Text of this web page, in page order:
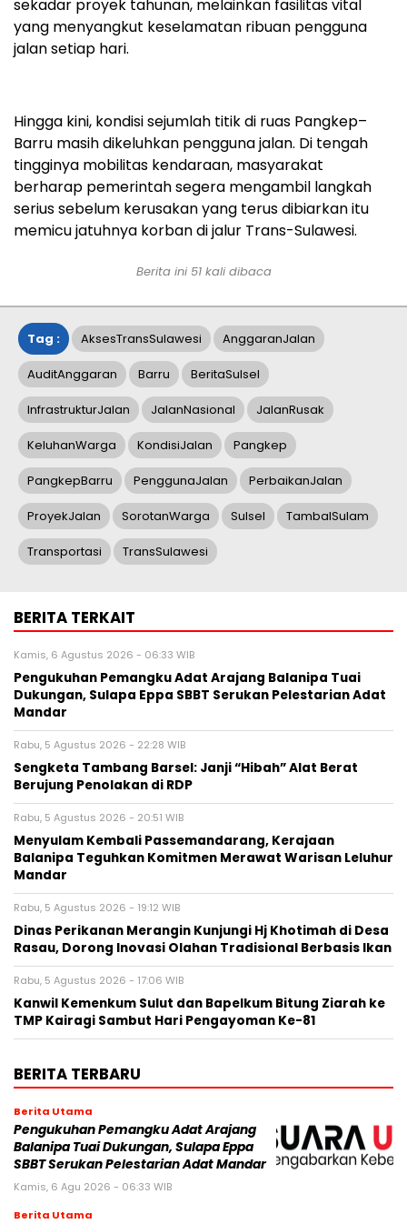
sekadar proyek tahunan, melainkan fasilitas vital
yang menyangkut keselamatan ribuan pengguna
jalan setiap hari.
Hingga kini, kondisi sejumlah titik di ruas Pangkep–
Barru masih dikeluhkan pengguna jalan. Di tengah
tingginya mobilitas kendaraan, masyarakat
berharap pemerintah segera mengambil langkah
serius sebelum kerusakan yang terus dibiarkan itu
memicu jatuhnya korban di jalur Trans-Sulawesi.
Berita ini 51kali dibaca
Tag : AksesTransSulawesi AnggaranJalan
AuditAnggaran Barru BeritaSulsel
InfrastrukturJalan JalanNasional JalanRusak
KeluhanWarga KondisiJalan Pangkep
PangkepBarru PenggunaJalan PerbaikanJalan
ProyekJalan SorotanWarga Sulsel TambalSulam
Transportasi TransSulawesi
BERITA TERKAIT
Kamis, 6 Agustus 2026 - 06:33 WIB
Pengukuhan Pemangku Adat Arajang Balanipa Tuai
Dukungan, Sulapa Eppa SBBT Serukan Pelestarian Adat
Mandar
Rabu, 5 Agustus 2026 - 22:28 WIB
Sengketa Tambang Barsel: Janji “Hibah” Alat Berat
Berujung Penolakan di RDP
Rabu, 5 Agustus 2026 - 20:51 WIB
Menyulam Kembali Passemandarang, Kerajaan
Balanipa Teguhkan Komitmen Merawat Warisan Leluhur
Mandar
Rabu, 5 Agustus 2026 - 19:12 WIB
Dinas Perikanan Merangin Kunjungi Hj Khotimah di Desa
Rasau, Dorong Inovasi Olahan Tradisional Berbasis Ikan
Rabu, 5 Agustus 2026 - 17:06 WIB
Kanwil Kemenkum Sulut dan Bapelkum Bitung Ziarah ke
TMP Kairagi Sambut Hari Pengayoman Ke-81
BERITA TERBARU
Berita Utama
Pengukuhan Pemangku Adat Arajang
Balanipa Tuai Dukungan, Sulapa Eppa
SBBT Serukan Pelestarian Adat Mandar
Kamis, 6 Agu 2026 - 06:33 WIB
Berita Utama